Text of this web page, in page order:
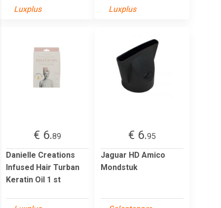
Luxplus Luxplus
€ 6.89
Danielle Creations
Infused Hair Turban
Keratin Oil 1 st
€ 6.95
Jaguar HD Amico
Mondstuk